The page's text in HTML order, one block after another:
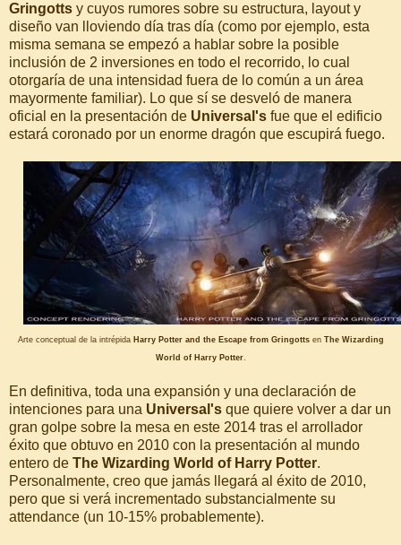
Gringotts y cuyos rumores sobre su estructura, layout y
diseño van lloviendo día tras día (como por ejemplo, esta
misma semana se empezó a hablar sobre la posible
inclusión de 2 inversiones en todo el recorrido, lo cual
otorgaría de una intensidad fuera de lo común a un área
mayormente familiar). Lo que sí se desveló de manera
oficial en la presentación de Universal's fue que el edificio
estará coronado por un enorme dragón que escupirá fuego.
Arte conceptual de la intrépida Harry Potter and the Escape from Gringottsen The Wizarding
World of Harry Potter.
En definitiva, toda una expansión y una declaración de
intenciones para una Universal's que quiere volver a dar un
gran golpe sobre la mesa en este 2014 tras el arrollador
éxito que obtuvo en 2010 con la presentación al mundo
entero de The Wizarding World of Harry Potter.
Personalmente, creo que jamás llegará al éxito de 2010,
pero que si verá incrementado substancialmente su
attendance (un 10-15% probablemente).